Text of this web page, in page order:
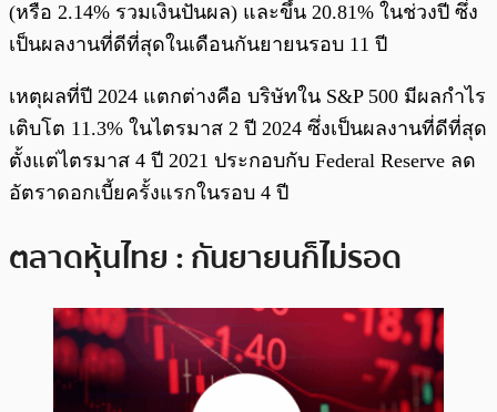
(หรือ 2.14% รวมเงินปันผล) และขึ้น 20.81% ในช่วงปี ซึ่ง
เป็นผลงานที่ดีที่สุดในเดือนกันยายนรอบ 11 ปี
เหตุผลที่ปี 2024 แตกต่างคือ บริษัทใน S&P 500 มีผลกำไร
เติบโต 11.3% ในไตรมาส 2 ปี 2024 ซึ่งเป็นผลงานที่ดีที่สุด
ตั้งแต่ไตรมาส 4 ปี 2021 ประกอบกับ Federal Reserve ลด
อัตราดอกเบี้ยครั้งแรกในรอบ 4 ปี
ตลาดหุ้นไทย : กันยายนก็ไม่รอด